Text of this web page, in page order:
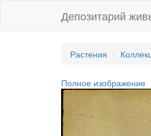
Депозитарий
Растения
Полное изображение